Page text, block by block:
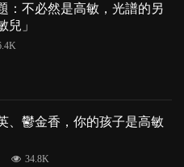
：不必然是高敏，光譜的另
兒」
、鬱金香，你的孩子是高敏
34.8K